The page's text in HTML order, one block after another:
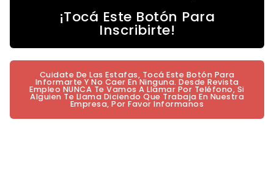
¡Tocá Este Botón Para
Inscribirte!
Cuidate De Las Estafas, Tocá Este Botón Para
Informarte Y No Caer En Ninguna. Desde Revista
Empleo NUNCA Te Vamos A Llamar Por Teléfono, Si
Alguien Te Llama Diciendo Que Trabaja En Nuestra
Empresa, Por Favor Informanos